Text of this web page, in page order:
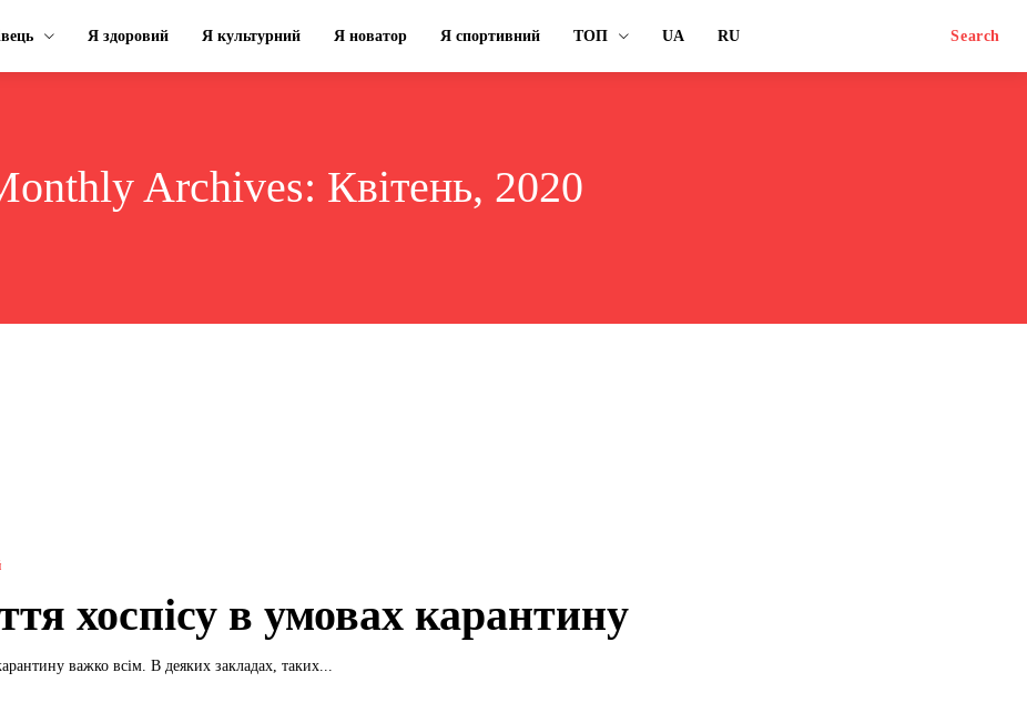
Я здоровий Я культурний Я новатор Я спортивний ТОП UA RU Search
Archives: Квітень, 2020
хоспісу в умовах карантину
важко всім. В деяких закладах, таких...